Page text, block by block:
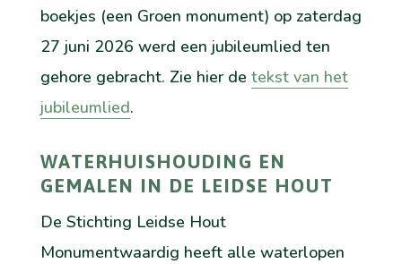
boekjes (een Groen monument) op zaterdag
27 juni 2026 werd een jubileumlied ten
gehore gebracht. Zie hier de tekst van het
jubileumlied.
WATERHUISHOUDING EN
GEMALEN IN DE LEIDSE HOUT
De Stichting Leidse Hout
Monumentwaardig heeft alle waterlopen